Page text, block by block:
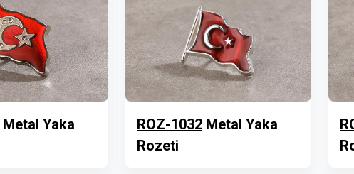
Metal Yaka
ROZ-1032 Metal Yaka
Rozeti